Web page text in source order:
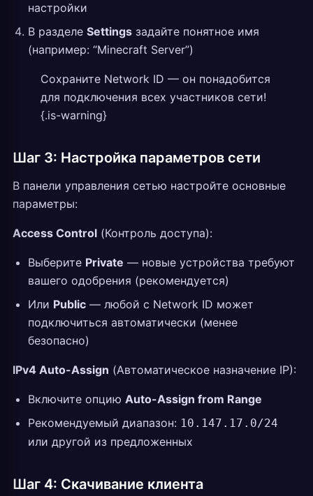
настройки
В разделе Settings задайте понятное имя
(например: “Minecraft Server”)
Сохраните Network ID — он понадобится
для подключения всех участников сети!
{.is-warning}
Шаг 3: Настройка параметров сети
В панели управления сетью настройте основные
параметры:
Access Control (Контроль доступа):
Выберите Private — новые устройства требуют
вашего одобрения (рекомендуется)
Или Public — любой с Network ID может
подключиться автоматически (менее
безопасно)
IPv4 Auto-Assign (Автоматическое назначение IP):
Включите опцию Auto-Assign from Range
Рекомендуемый диапазон: 10.147.17.0/24
или другой из предложенных
Шаг 4: Скачивание клиента